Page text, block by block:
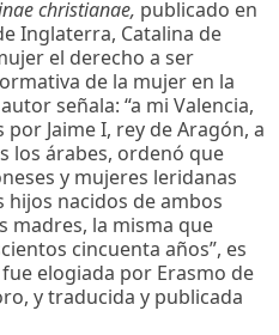
christianae, publicado en
Inglaterra, Catalina de
el derecho a ser
de la mujer en la
señala: “a mi Valencia,
Jaime I, rey de Aragón, a
los árabes, ordenó que
y mujeres leridanas
hijos nacidos de ambos
madres, la misma que
cincuenta años”, es
elogiada por Erasmo de
y traducida y publicada